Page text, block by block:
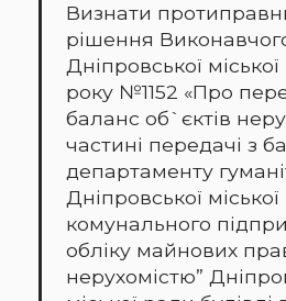
Визнати
рішення
Дніпровської міської
року №1152 «Про
баланс об`єктів
частині передачі з
департаменту
Дніпровської
комунального
обліку майнових
нерухомістю”